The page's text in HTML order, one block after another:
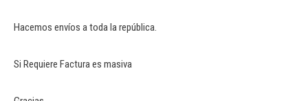
Hacemos envíos a toda la república.
Si Requiere Factura es masiva